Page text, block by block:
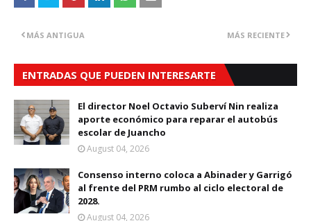
MÁS RECIENTE
MÁS ANTIGUA
ENTRADAS QUE PUEDEN INTERESARTE
El director Noel Octavio Suberví Nin realiza
aporte económico para reparar el autobús
escolar de Juancho
August 04, 2026
Consenso interno coloca a Abinader y Garrigó
al frente del PRM rumbo al ciclo electoral de
2028.
August 04, 2026